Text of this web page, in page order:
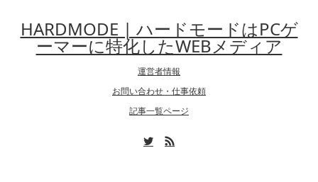
HARDMODE | ハードモードはPCゲ
ーマーに特化したWEBメディア
運営者情報
お問い合わせ・仕事依頼
記事一覧ページ